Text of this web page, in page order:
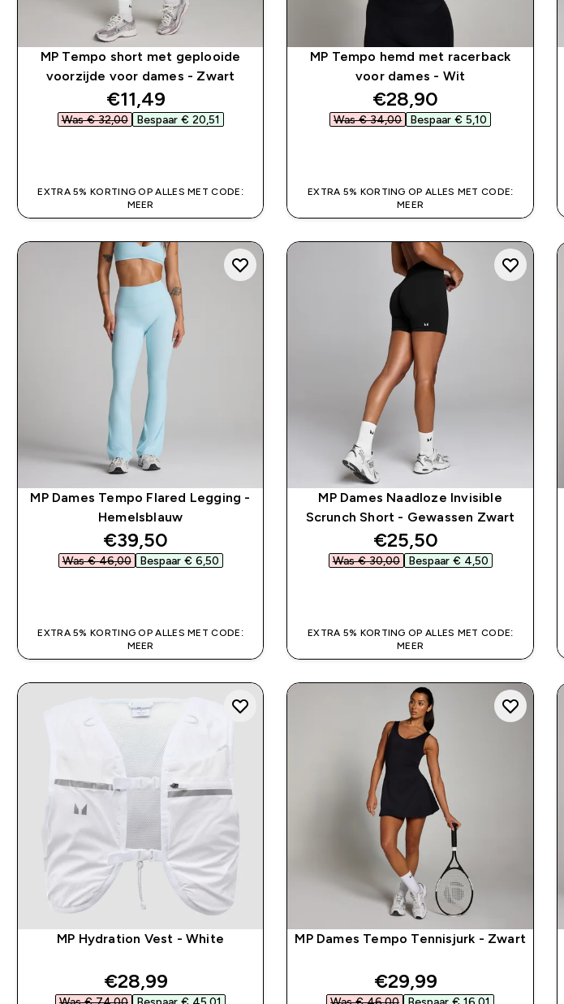
MP Tempo short met geplooide
voorzijde voor dames - Zwart
discounted price
€11,49‎
Was € 32,00‎ Bespaar € 20,51‎
EXTRA 5% KORTING OP ALLES MET CODE:
MEER
MP Tempo hemd met racerback
voor dames - Wit
discounted price
€28,90‎
Was € 34,00‎ Bespaar € 5,10‎
EXTRA 5% KORTING OP ALLES MET CODE:
MEER
MP Dames Tempo Flared Legging -
Hemelsblauw
discounted price
€39,50‎
Was € 46,00‎ Bespaar € 6,50‎
EXTRA 5% KORTING OP ALLES MET CODE:
MEER
MP Dames Naadloze Invisible
Scrunch Short - Gewassen Zwart
discounted price
€25,50‎
Was € 30,00‎ Bespaar € 4,50‎
EXTRA 5% KORTING OP ALLES MET CODE:
MEER
MP Hydration Vest - White
discounted price
€28,99‎
Was € 74,00‎ Bespaar € 45,01‎
MP Dames Tempo Tennisjurk - Zwart
discounted price
€29,99‎
Was € 46,00‎ Bespaar € 16,01‎